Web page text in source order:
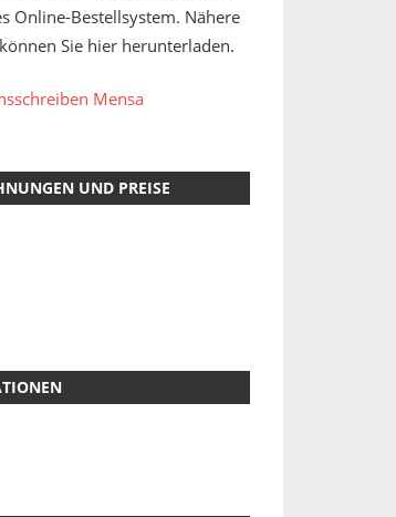
Online-Bestellsystem. Nähere
Sie hier herunterladen.
Mensa
UND PREISE